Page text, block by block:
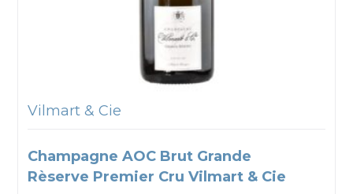
Vilmart & Cie
Champagne AOC Brut Grande
Rèserve Premier Cru Vilmart & Cie